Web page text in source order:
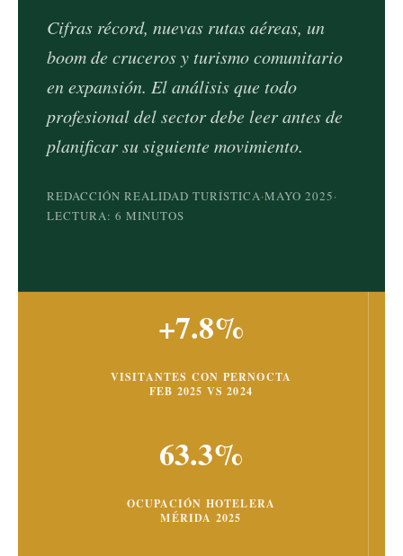
Cifras récord, nuevas rutas aéreas, un
boom de cruceros y turismo comunitario
en expansión. El análisis que todo
profesional del sector debe leer antes de
planificar su siguiente movimiento.
REDACCIÓN REALIDAD TURÍSTICA·MAYO 2025·
LECTURA: 6 MINUTOS
+7.8%
VISITANTES CON PERNOCTA
FEB 2025 VS 2024
63.3%
OCUPACIÓN HOTELERA
MÉRIDA 2025